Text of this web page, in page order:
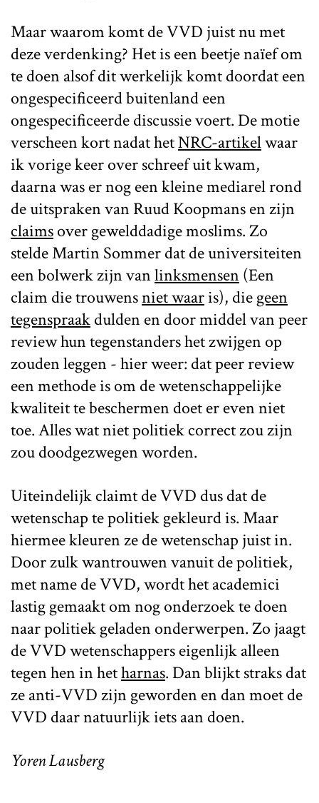
Maar waarom komt de VVD juist nu met
deze verdenking? Het is een beetje naïef om
te doen alsof dit werkelijk komt doordat een
ongespecificeerd buitenland een
ongespecificeerde discussie voert. De motie
verscheen kort nadat hetNRC-artikelwaar
ik vorige keer over schreef uit kwam,
daarna was er nog een kleine mediarel rond
de uitspraken van Ruud Koopmans en zijn
claimsover gewelddadige moslims. Zo
stelde Martin Sommer dat de universiteiten
een bolwerk zijn vanlinksmensen(Een
claim die trouwensniet waaris), diegeen
tegenspraakdulden en door middel van peer
review hun tegenstanders het zwijgen op
zouden leggen - hier weer: dat peer review
een methode is om de wetenschappelijke
kwaliteit te beschermen doet er even niet
toe. Alles wat niet politiek correct zou zijn
zou doodgezwegen worden.
Uiteindelijk claimt de VVD dus dat de
wetenschap te politiek gekleurd is. Maar
hiermee kleuren ze de wetenschap juist in.
Door zulk wantrouwen vanuit de politiek,
met name de VVD, wordt het academici
lastig gemaakt om nog onderzoek te doen
naar politiek geladen onderwerpen. Zo jaagt
de VVD wetenschappers eigenlijk alleen
tegen hen in hetharnas. Dan blijkt straks dat
ze anti-VVD zijn geworden en dan moet de
VVD daar natuurlijk iets aan doen.
Yoren Lausberg